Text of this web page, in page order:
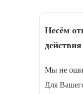
Несём
действия
Мы не
Для